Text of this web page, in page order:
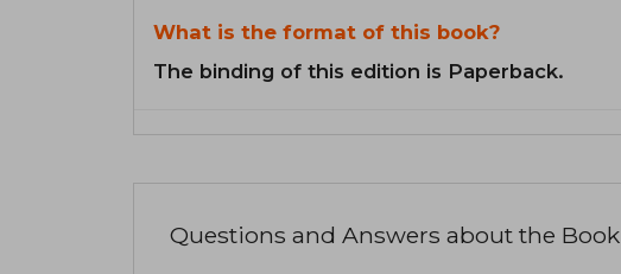
What is the format of this book?
The binding of this edition is Paperback.
Questions and Answers about the Book